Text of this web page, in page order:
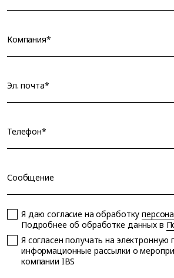
Компания*
Эл. почта*
Телефон*
Сообщение
Я даю согласие на обработку
Подробнее об обработке данных в
Я согласен получать на электронную
информационные рассылки о
компании IBS